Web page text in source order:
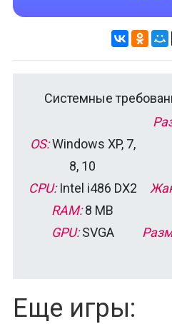
Системные
OS:Windows XP, 7,
8, 10
CPU:Intel i486 DX2
RAM:8 MB
GPU:SVGA
Еще игры: